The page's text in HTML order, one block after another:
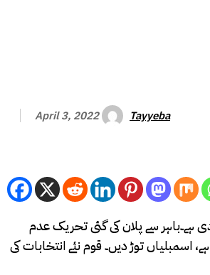
April 3, 2022 Tayyeba
ہے۔باہر سے پلان کی گئی تحریک عدم
اسمبلیاں توڑ دیں۔ قوم نئے انتخابات کی